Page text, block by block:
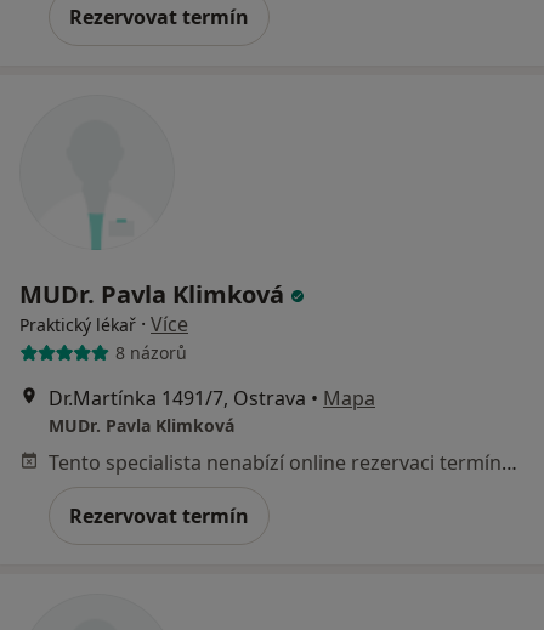
Rezervovat termín
MUDr. Pavla Klimková
Praktický lékař · Více
8 názorů
Dr.Martínka 1491/7, Ostrava • Mapa
MUDr. Pavla Klimková
Tento specialista nenabízí online rezervaci termínu na této adrese.
Rezervovat termín